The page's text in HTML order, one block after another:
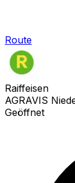
Route
Raiffeisen
AGRAVIS
Geöffnet